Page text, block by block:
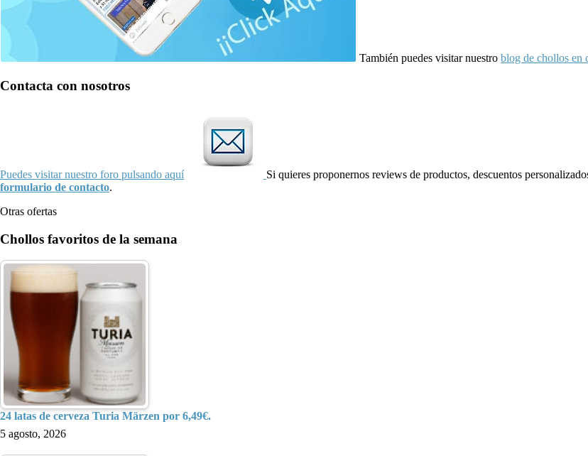
También puedes visitar nuestro blog de chollos en
Contacta con nosotros
Puedes visitar nuestro foro pulsando aquí
Si quieres proponernos reviews de productos, descuentos
formulario de contacto.
Otras ofertas
Chollos favoritos de la semana
24 latas de cerveza Turia Märzen por 6,49€.
5 agosto, 2026